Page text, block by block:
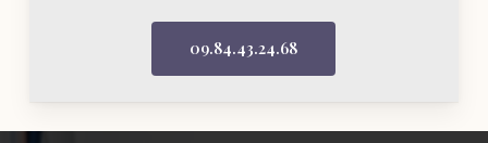
09.84.43.24.68